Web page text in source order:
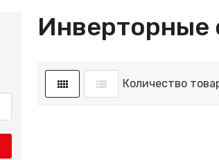
Инверторные
Количество